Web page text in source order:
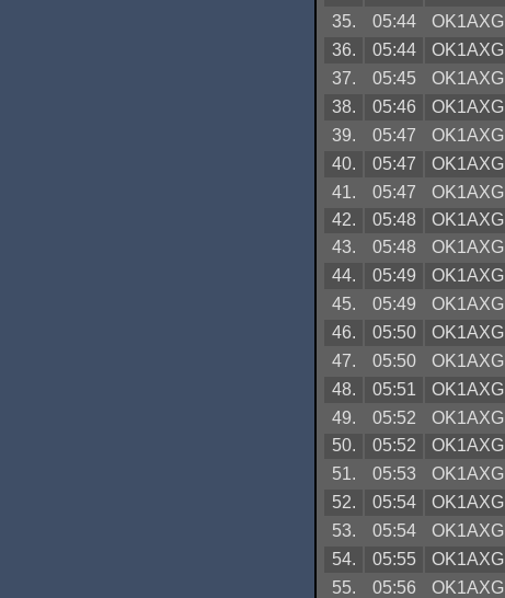
35.
05:44 OK1AXG
36.
05:44 OK1AXG
37.
05:45 OK1AXG
38.
05:46 OK1AXG
39.
05:47 OK1AXG
40.
05:47 OK1AXG
41.
05:47 OK1AXG
42.
05:48 OK1AXG
43.
05:48 OK1AXG
44.
05:49 OK1AXG
45.
05:49 OK1AXG
46.
05:50 OK1AXG
47.
05:50 OK1AXG
48.
05:51 OK1AXG
49.
05:52 OK1AXG
50.
05:52 OK1AXG
51.
05:53 OK1AXG
52.
05:54 OK1AXG
53.
05:54 OK1AXG
54.
05:55 OK1AXG
55.
05:56 OK1AXG